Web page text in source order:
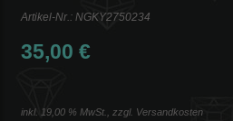
Artikel-Nr.: NGKY2750234
35,00 €
inkl. 19,00 % MwSt., zzgl. Versandkosten